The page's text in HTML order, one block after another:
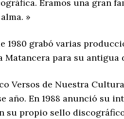
Éramos una gran
»
1980 grabó varias
Matancera para su antigua
Versos de Nuestra
año. En 1988 anunció su
su propio sello